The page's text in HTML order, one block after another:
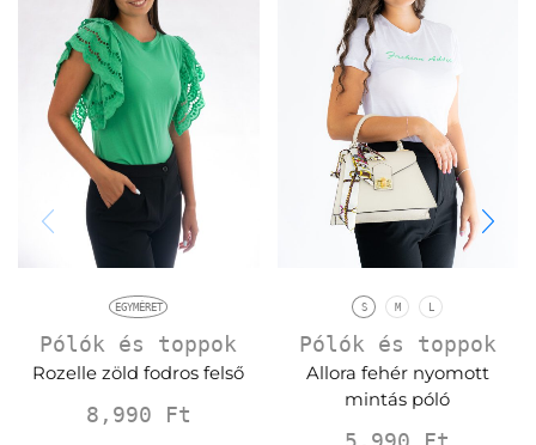
EGYMÉRET
Pólók és toppok
Rozelle zöld fodros felső
8,990 Ft
S M L
Pólók és toppok
Allora fehér nyomott
mintás póló